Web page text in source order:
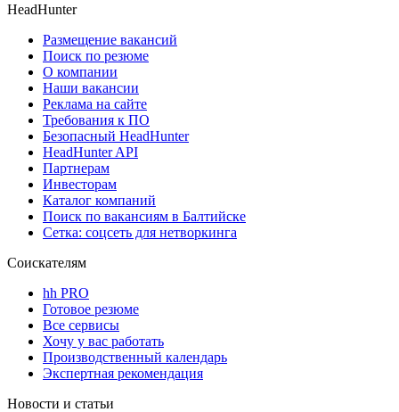
HeadHunter
Размещение вакансий
Поиск по резюме
О компании
Наши вакансии
Реклама на сайте
Требования к ПО
Безопасный HeadHunter
HeadHunter API
Партнерам
Инвесторам
Каталог компаний
Поиск по вакансиям в Балтийске
Сетка: соцсеть для нетворкинга
Соискателям
hh PRO
Готовое резюме
Все сервисы
Хочу у вас работать
Производственный календарь
Экспертная рекомендация
Новости и статьи